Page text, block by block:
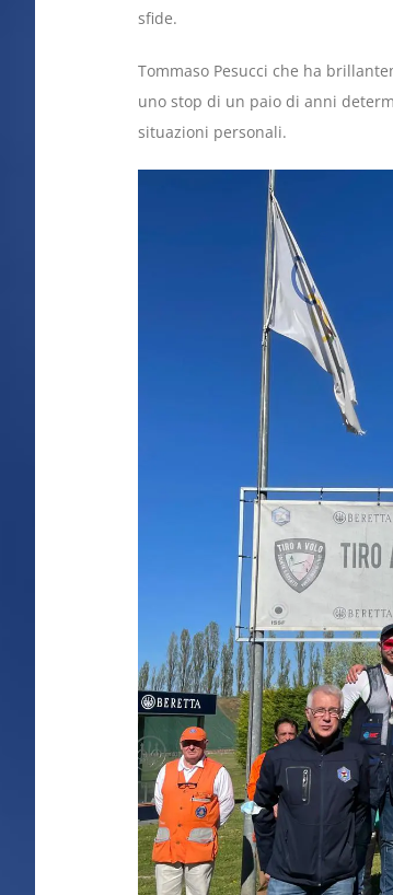
sfide.
Tommaso Pesucci che ha
uno stop di un paio di anni
situazioni personali.